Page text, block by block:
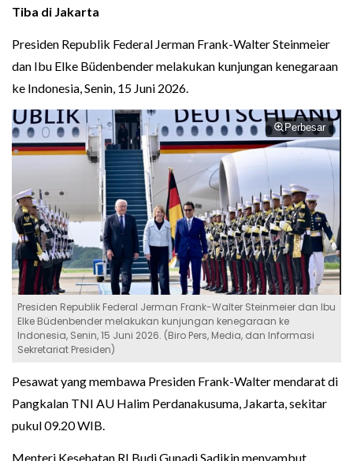
Tiba di Jakarta
Presiden Republik Federal Jerman Frank-Walter Steinmeier
dan Ibu Elke Büdenbender melakukan kunjungan kenegaraan
ke Indonesia, Senin, 15 Juni 2026.
Perbesar
Presiden Republik Federal Jerman Frank-Walter Steinmeier dan Ibu
Elke Büdenbender melakukan kunjungan kenegaraan ke
Indonesia, Senin, 15 Juni 2026. (Biro Pers, Media, dan Informasi
Sekretariat Presiden)
Pesawat yang membawa Presiden Frank-Walter mendarat di
Pangkalan TNI AU Halim Perdanakusuma, Jakarta, sekitar
pukul 09.20 WIB.
Menteri Kesehatan RI Budi Gunadi Sadikin menyambut